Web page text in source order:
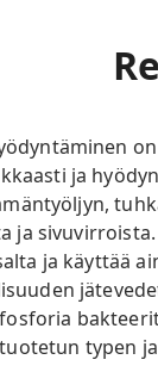
ja
ja
ja käyttää
typen